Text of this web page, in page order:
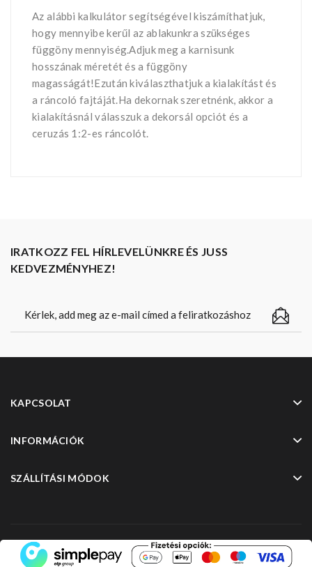
Az alábbi kalkulátor segítségével kiszámíthatjuk,
hogy mennyibe kerűl az ablakunkra szükséges
függöny mennyiség.Adjuk meg a karnisunk
hosszának méretét és a függöny
magasságát!Ezután kiválaszthatjuk a kialakítást és
a ráncoló fajtáját.Ha dekornak szeretnénk, akkor a
kialakításnál válasszuk a dekorsál opciót és a
ceruzás 1:2-es ráncolót.
IRATKOZZ FEL HÍRLEVELÜNKRE ÉS JUSS
KEDVEZMÉNYHEZ!
KAPCSOLAT
INFORMÁCIÓK
SZÁLLÍTÁSI MÓDOK